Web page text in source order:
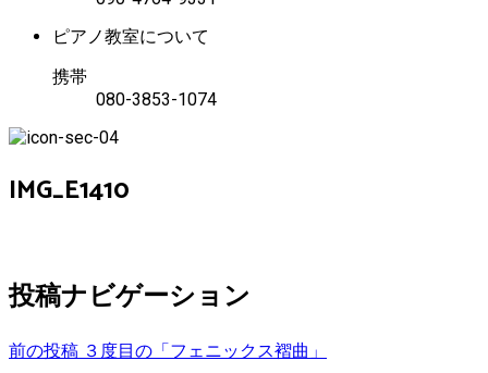
ピアノ教室について
携帯
080-3853-1074
IMG_E1410
投稿ナビゲーション
前の投稿 ３度目の「フェニックス褶曲」